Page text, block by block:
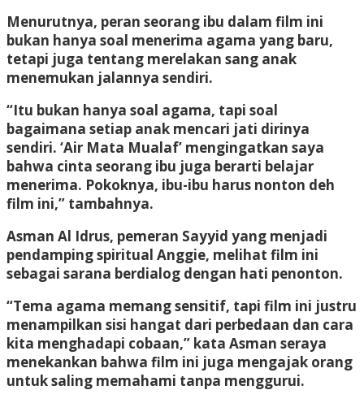
Menurutnya, peran seorang ibu dalam film ini
bukan hanya soal menerima agama yang baru,
tetapi juga tentang merelakan sang anak
menemukan jalannya sendiri.
“Itu bukan hanya soal agama, tapi soal
bagaimana setiap anak mencari jati dirinya
sendiri. ‘Air Mata Mualaf’ mengingatkan saya
bahwa cinta seorang ibu juga berarti belajar
menerima. Pokoknya, ibu-ibu harus nonton deh
film ini,” tambahnya.
Asman Al Idrus, pemeran Sayyid yang menjadi
pendamping spiritual Anggie, melihat film ini
sebagai sarana berdialog dengan hati penonton.
“Tema agama memang sensitif, tapi film ini justru
menampilkan sisi hangat dari perbedaan dan cara
kita menghadapi cobaan,” kata Asman seraya
menekankan bahwa film ini juga mengajak orang
untuk saling memahami tanpa menggurui.